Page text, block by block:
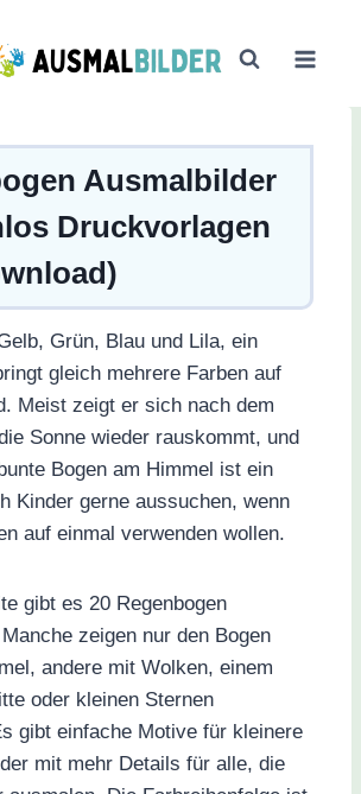
Ausmalbilder
Druckvorlagen
Grün, Blau und Lila, ein
gleich mehrere Farben auf
Meist zeigt er sich nach dem
Sonne wieder rauskommt, und
Bogen am Himmel ist ein
Kinder gerne aussuchen, wenn
auf einmal verwenden wollen.
gibt es 20 Regenbogen
zeigen nur den Bogen
andere mit Wolken, einem
oder kleinen Sternen
gibt einfache Motive für kleinere
mit mehr Details für alle, die